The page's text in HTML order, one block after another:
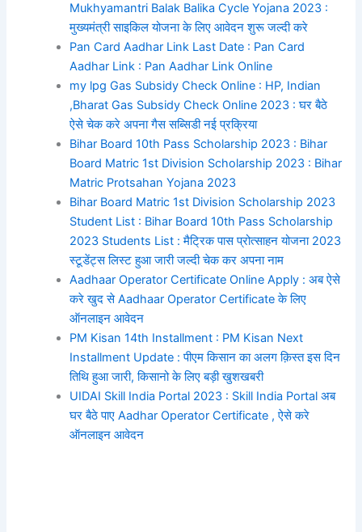
Mukhyamantri Balak Balika Cycle Yojana 2023 :
मुख्यमंत्री साइकिल योजना के लिए आवेदन शुरू जल्दी करे
Pan Card Aadhar Link Last Date : Pan Card
Aadhar Link : Pan Aadhar Link Online
my lpg Gas Subsidy Check Online : HP, Indian
,Bharat Gas Subsidy Check Online 2023 : घर बैठे
ऐसे चेक करे अपना गैस सब्सिडी नई प्रक्रिया
Bihar Board 10th Pass Scholarship 2023 : Bihar
Board Matric 1st Division Scholarship 2023 : Bihar
Matric Protsahan Yojana 2023
Bihar Board Matric 1st Division Scholarship 2023
Student List : Bihar Board 10th Pass Scholarship
2023 Students List : मैट्रिक पास प्रोत्साहन योजना 2023
स्टूडेंट्स लिस्ट हुआ जारी जल्दी चेक कर अपना नाम
Aadhaar Operator Certificate Online Apply : अब ऐसे
करे खुद से Aadhaar Operator Certificate के लिए
ऑनलाइन आवेदन
PM Kisan 14th Installment : PM Kisan Next
Installment Update : पीएम किसान का अलग क़िस्त इस दिन
तिथि हुआ जारी, किसानो के लिए बड़ी खुशखबरी
UIDAI Skill India Portal 2023 : Skill India Portal अब
घर बैठे पाए Aadhar Operator Certificate , ऐसे करे
ऑनलाइन आवेदन